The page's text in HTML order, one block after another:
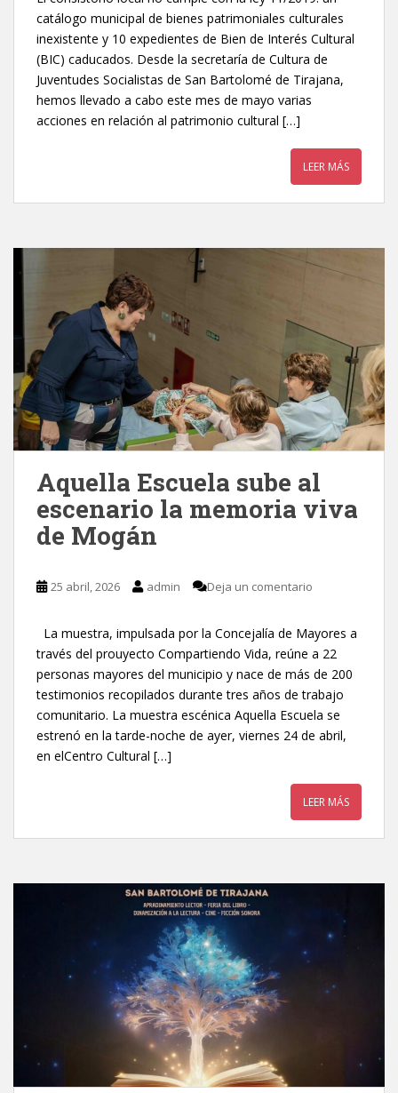
catálogo municipal de bienes patrimoniales culturales
inexistente y 10 expedientes de Bien de Interés Cultural
(BIC) caducados. Desde la secretaría de Cultura de
Juventudes Socialistas de San Bartolomé de Tirajana,
hemos llevado a cabo este mes de mayo varias
acciones en relación al patrimonio cultural […]
LEER MÁS
Aquella Escuela sube al
escenario la memoria viva
de Mogán
25 abril, 2026 admin Deja un comentario
La muestra, impulsada por la Concejalía de Mayores a
través del prouyecto Compartiendo Vida, reúne a 22
personas mayores del municipio y nace de más de 200
testimonios recopilados durante tres años de trabajo
comunitario. La muestra escénica Aquella Escuela se
estrenó en la tarde-noche de ayer, viernes 24 de abril,
en elCentro Cultural […]
LEER MÁS